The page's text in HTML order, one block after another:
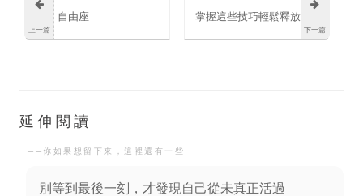
上一篇
自由座
下一篇
掌握這些技巧輕鬆釋放
延伸閱讀
──你如果想留下來，這裡還有一些
別等到最後一刻，才發現自己從未真正活過